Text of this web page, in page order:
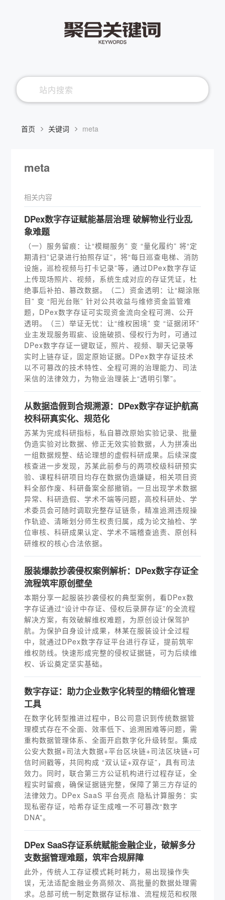
首页 关键词 meta
meta
相关内容
DPex数字存证赋能基层治理 破解物业行业乱
象难题
（一）服务留痕：让“模糊服务” 变 “量化履约” 将“定
期清扫”记录进行拍照存证”，将“每日巡查电梯、消防
设施，巡检视频与打卡记录”等，通过DPex数字存证
上传现场照片、视频，系统生成对应的存证凭证，杜
绝事后补拍、篡改数据。（二）资金透明：让“糊涂账
目” 变 “阳光台账” 针对公共收益与维修资金监管难
题，DPex数字存证可实现资金流向全程可溯、公开
透明。（三）举证无忧：让“维权困境” 变 “证据闭环”
业主发现服务瑕疵、设施破损、侵权行为时，可通过
DPex数字存证一键取证，照片、视频、聊天记录等
实时上链存证，固定原始证据。DPex数字存证技术
以不可篡改的技术特性、全程可溯的治理能力、司法
采信的法律效力，为物业治理装上“透明引擎”。
从数据造假到合规溯源：DPex数字存证护航高
校科研真实化、规范化
苏某为完成科研指标，私自篡改原始实验记录、批量
伪造实验对比数据、修正无效实验数据，人为拼凑出
一组数据规整、结论理想的虚假科研成果。后续深度
核查进一步发现，苏某此前参与的两项校级科研预实
验、课程科研项目均存在数据伪造嫌疑，相关项目资
料全部作废、科研备案全部撤销。一旦出现学术数据
异常、科研造假、学术不端等问题，高校科研处、学
术委员会可随时调取完整存证链条，精准追溯违规操
作轨迹、清晰划分师生权责归属，成为论文抽检、学
位审核、科研成果认定、学术不端稽查追责、原创科
研维权的核心合法依据。
服装爆款抄袭侵权案例解析：DPex数字存证全
流程筑牢原创壁垒
本期分享一起服装抄袭侵权的典型案例，看DPex数
字存证通过“设计中存证、侵权后录屏存证”的全流程
解决方案，有效破解维权难题，为原创设计保驾护
航。为保护自身设计成果，林某在服装设计全过程
中，就通过DPex数字存证平台进行存证，提前筑牢
维权防线。快速形成完整的侵权证据链，可为后续维
权、诉讼奠定坚实基础。
数字存证：助力企业数字化转型的精细化管理
工具
在数字化转型推进过程中，B公司意识到传统数据管
理模式存在不全面、效率低下、追溯困难等问题，需
重构数据管理体系、全面开启数字化升级转型。集成
公安大数据+司法大数据+平台区块链+司法区块链+可
信时间戳等，共同构成 “双认证+双存证”，具有司法
效力。同时，联合第三方公证机构进行过程存证，全
程实时留痕，确保证据链完整，保障了第三方存证的
法律效力。DPex SaaS 平台亮点 隐私计算服务：实
现私密存证，哈希存证生成唯一不可篡改“数字
DNA”。
DPex SaaS存证系统赋能金融企业，破解多分
支数据管理难题，筑牢合规屏障
此外，传统人工存证模式耗时耗力，易出现操作失
误，无法适配金融业务高频次、高批量的数据处理需
求。总部可统一制定数据存证标准、流程规范和权限